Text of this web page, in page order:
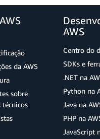
da AWS
sobre
técnicos
AWS
Centro do
SDKs e
.NET na
Python na
Java na
PHP na
JavaScript